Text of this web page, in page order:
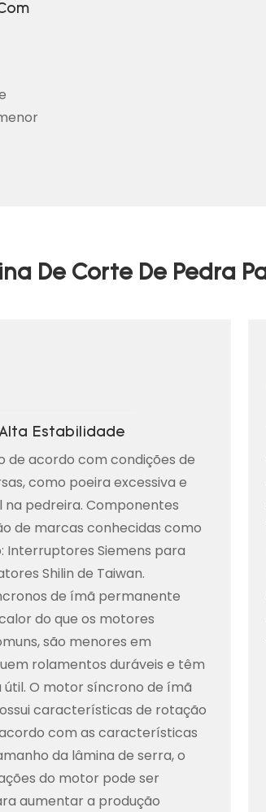
De Corte De Pedra
Estabilidade
de acordo com condições de
como poeira excessiva e
na pedreira. Componentes
de marcas conhecidas como
Interruptores Siemens para
Shilin de Taiwan.
de ímã permanente
do que os motores
são menores em
rolamentos duráveis ​​e têm
útil. O motor síncrono de ímã
características de rotação
com as características
da lâmina de serra, o
do motor pode ser
aumentar a produção